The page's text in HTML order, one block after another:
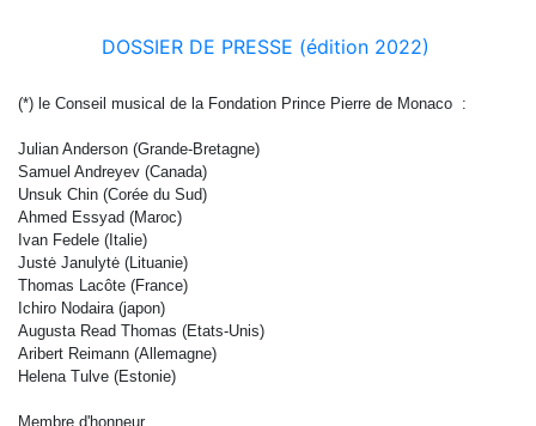
DOSSIER DE PRESSE (édition 2022)
(*) le Conseil musical de la Fondation Prince Pierre de Monaco :
Julian Anderson (Grande-Bretagne)
Samuel Andreyev (Canada)
Unsuk Chin (Corée du Sud)
Ahmed Essyad (Maroc)
Ivan Fedele (Italie)
Justė Janulytė (Lituanie)
Thomas Lacôte (France)
Ichiro Nodaira (japon)
Augusta Read Thomas (Etats-Unis)
Aribert Reimann (Allemagne)
Helena Tulve (Estonie)
Membre d'honneur